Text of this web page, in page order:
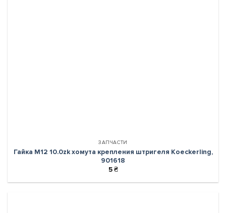
ЗАПЧАСТИ
Гайка М12 10.0zk хомута крепления штригеля Koeckerling,
901618
5₴